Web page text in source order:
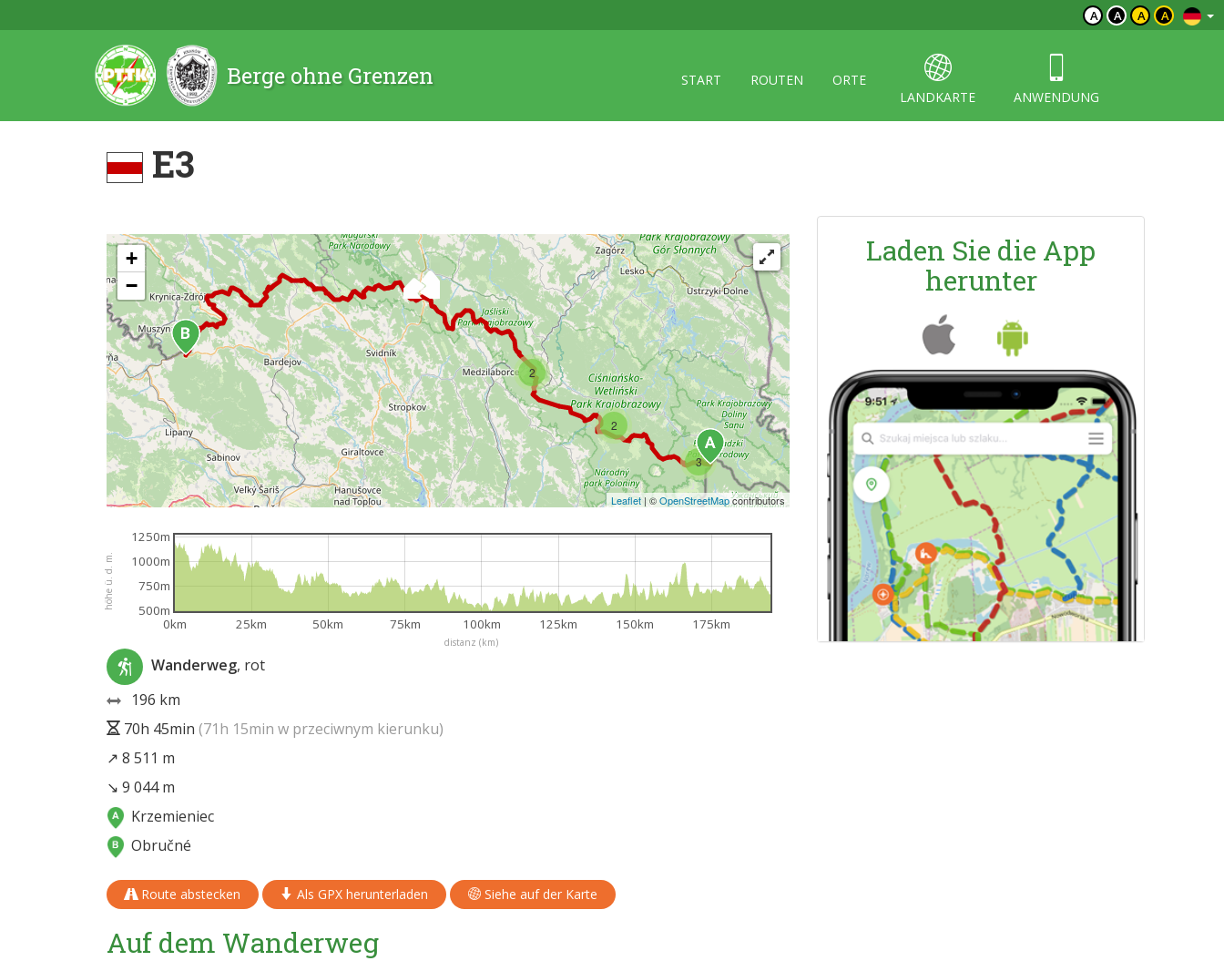
A A A A
Berge ohne Grenzen START ROUTEN
ORTE
LANDKARTE
ANWENDUNG
E3
3
2
2
+
−
Leaflet |©OpenStreetMapcontributors
distanz (km)
höhe ü. d. m.
0km 25km 50km 75km 100km 125km 150km 175km
500m
750m
1000m
1250m
Wanderweg, rot
196 km
70h 45min (71h 15min w przeciwnym kierunku)
↗ 8 511 m
↘ 9 044 m
Krzemieniec
Obručné
Route abstecken Als GPX herunterladen Siehe auf der Karte
Auf dem Wanderweg
Laden Sie die App
herunter